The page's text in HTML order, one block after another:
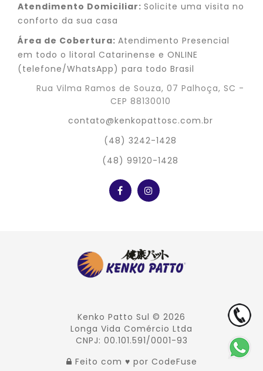
Atendimento Domiciliar: Solicite uma visita no
conforto da sua casa
Área de Cobertura: Atendimento Presencial
em todo o litoral Catarinense e ONLINE
(telefone/WhatsApp) para todo Brasil
Rua Vilma Ramos de Souza, 07 Palhoça, SC -
CEP 88130010
contato@kenkopattosc.com.br
(48) 3242-1428
(48) 99120-1428
Kenko Patto Sul © 2026
Longa Vida Comércio Ltda
CNPJ: 00.101.591/0001-93
Feito com ♥ por CodeFuse